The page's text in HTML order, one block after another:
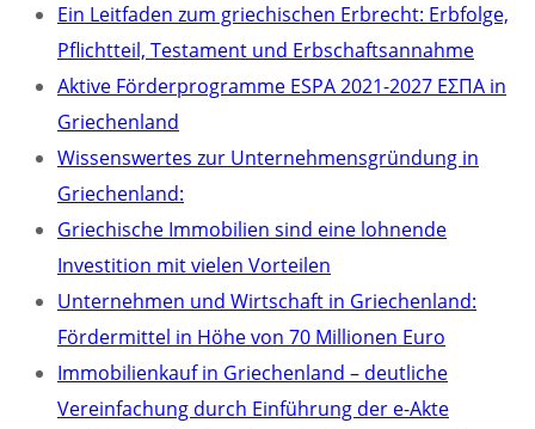
Ein Leitfaden zum griechischen Erbrecht: Erbfolge,
Pflichtteil, Testament und Erbschaftsannahme
Aktive Förderprogramme ESPA 2021-2027 ΕΣΠΑ in
Griechenland
Wissenswertes zur Unternehmensgründung in
Griechenland:
Griechische Immobilien sind eine lohnende
Investition mit vielen Vorteilen
Unternehmen und Wirtschaft in Griechenland:
Fördermittel in Höhe von 70 Millionen Euro
Immobilienkauf in Griechenland – deutliche
Vereinfachung durch Einführung der e-Akte